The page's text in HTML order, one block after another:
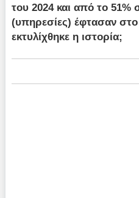
του 2024 και από το 51%
(υπηρεσίες) έφτασαν
εκτυλίχθηκε η ιστορία;